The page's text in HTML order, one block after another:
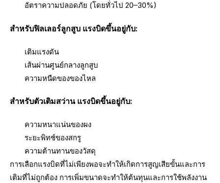
อัตราความปลอดภัย (โดยทั่วไป 20–30%)
สำหรับฟิลเลอร์ลูกสูบ แรงบิดขึ้นอยู่กับ:
เติมแรงดัน
เส้นผ่านศูนย์กลางลูกสูบ
ความหนืดของของไหล
สำหรับตัวเติมสว่าน แรงบิดขึ้นอยู่กับ:
ความหนาแน่นของผง
ระยะพิทช์ของสกรู
ความต้านทานของวัสดุ
การเลือกแรงบิดที่ไม่เพียงพอจะทำให้เกิดการสูญเสียขั้นและการ
เติมที่ไม่ถูกต้อง การเพิ่มขนาดจะทำให้ต้นทุนและการใช้พลังงาน